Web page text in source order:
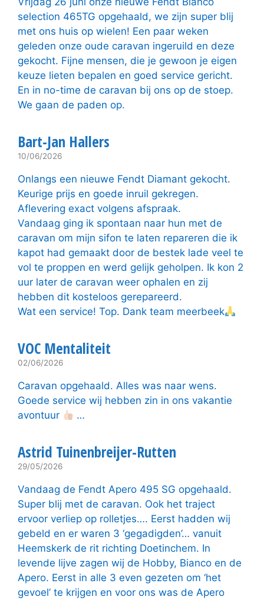
selection 465TG opgehaald, we zijn super blij
met ons huis op wielen! Een paar weken
geleden onze oude caravan ingeruild en deze
gekocht. Fijne mensen, die je gewoon je eigen
keuze lieten bepalen en goed service gericht.
En in no-time de caravan bij ons op de stoep.
We gaan de paden op.
Bart-Jan Hallers
10/06/2026
Onlangs een nieuwe Fendt Diamant gekocht.
Keurige prijs en goede inruil gekregen.
Aflevering exact volgens afspraak.
Vandaag ging ik spontaan naar hun met de
caravan om mijn sifon te laten repareren die ik
kapot had gemaakt door de bestek lade veel te
vol te proppen en werd gelijk geholpen. Ik kon 2
uur later de caravan weer ophalen en zij
hebben dit kosteloos gerepareerd.
Wat een service! Top. Dank team meerbeek
VOC Mentaliteit
02/06/2026
Caravan opgehaald. Alles was naar wens.
Goede service wij hebben zin in ons vakantie
avontuur
…
Astrid Tuinenbreijer-Rutten
29/05/2026
Vandaag de Fendt Apero 495 SG opgehaald.
Super blij met de caravan. Ook het traject
ervoor verliep op rolletjes…. Eerst hadden wij
gebeld en er waren 3 ‘gegadigden’… vanuit
Heemskerk de rit richting Doetinchem. In
levende lijve zagen wij de Hobby, Bianco en de
Apero. Eerst in alle 3 even gezeten om ‘het
gevoel’ te krijgen en voor ons was de Apero